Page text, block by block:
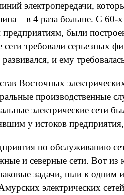
электропередачи,
– в 4 раза больше. С 60-х
предприятиям, были
сети требовали серьезных
и ему
Восточных
производственные
электрические сети
у истоков
по обслуживанию
и северные сети. Вот
задачи, шли к одним
электрических